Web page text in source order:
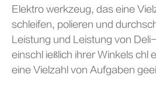
Elektro werkzeug, das eine
schleifen, polieren und
Leistung und Leistung von
einschl ießlich ihrer Winkels chl
eine Vielzahl von Aufgaben